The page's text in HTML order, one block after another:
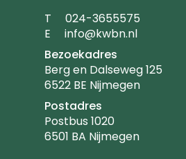
T Telefoonnummer
024-3655575
E Emailadres
info@kwbn.nl
Bezoekadres
Berg en Dalseweg 125
6522 BE Nijmegen
Postadres
Postbus 1020
6501 BA Nijmegen